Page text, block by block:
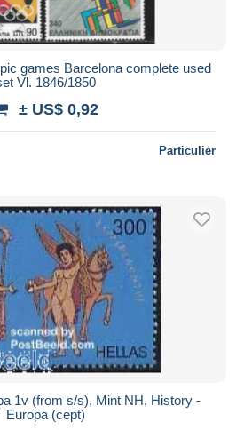
games Barcelona complete used
Vl. 1846/1850
± US$ 0,92
Particulier
1v (from s/s), Mint NH, History -
Europa (cept)